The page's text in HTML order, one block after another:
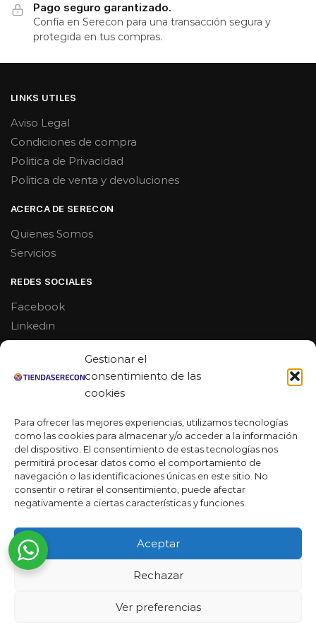
Gestionar el
consentimiento de las
cookies
Para ofrecer las mejores experiencias, utilizamos tecnologías
como las cookies para almacenar y/o acceder a la información
del dispositivo. El consentimiento de estas tecnologías nos
permitirá procesar datos como el comportamiento de
navegación o las identificaciones únicas en este sitio. No
consentir o retirar el consentimiento, puede afectar
negativamente a ciertas características y funciones.
Aceptar
Rechazar
Ver preferencias
Pago seguro garantizado.
Confía en Serecon para una transacción segura y
protegida en tus compras.
LINKS UTILES
Aviso Legal
Condiciones de compra
Politica de Privacidad
Politica de venta y devoluciones
ACERCA DE SERECON
Quienes Somos
Servicios
REDES SOCIALES
Facebook
Linkedin
Youtube
MAS DE 50 RESEÑAS
★★★★★
La verdad es que fue una compra muy económica, la
calidad mucho mejor de lo que esperaba y la entrega en un
día. ¡Estoy muy satisfecha con la atención al cliente y el
servicio!
Desarrollado por
Ready Marketing 2023 ©